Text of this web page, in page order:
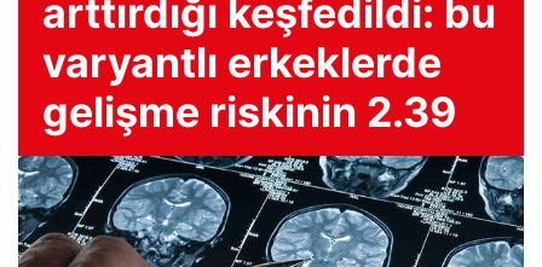
arttırdığı keşfedildi: bu
varyantlı erkeklerde
gelişme riskinin 2.39